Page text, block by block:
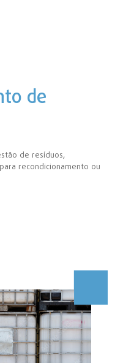
de
de resíduos,
recondicionamento ou